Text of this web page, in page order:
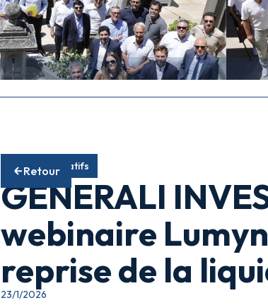
Retour
Fonds alternatifs
GENERALI
webinaire
reprise de la
23/1/2026